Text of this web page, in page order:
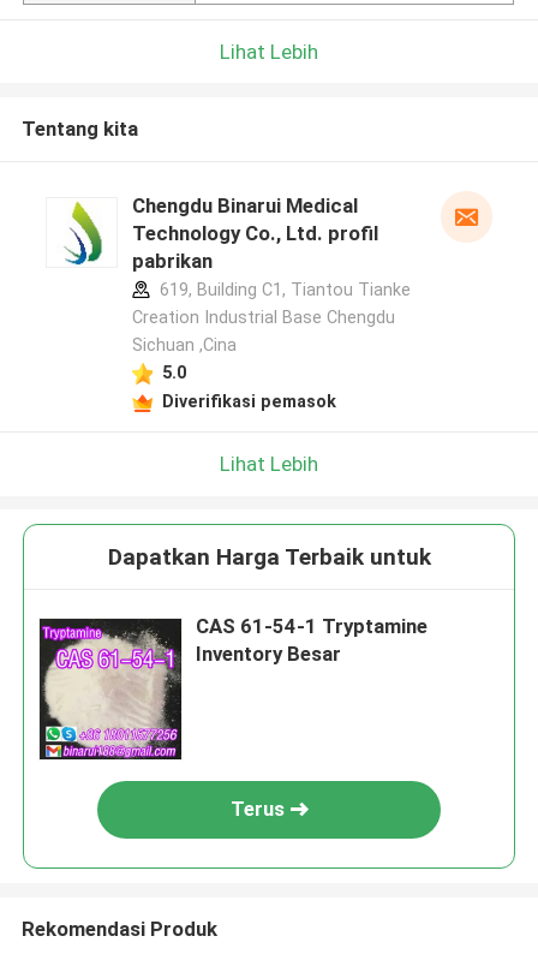
Lihat Lebih
Tentang kita
Chengdu Binarui Medical
Technology Co., Ltd. profil
pabrikan
619, Building C1, Tiantou Tianke
Creation Industrial Base Chengdu
Sichuan ,Cina
5.0
Diverifikasi pemasok
Lihat Lebih
Dapatkan Harga Terbaik untuk
CAS 61-54-1 Tryptamine
Inventory Besar
Terus
Rekomendasi Produk